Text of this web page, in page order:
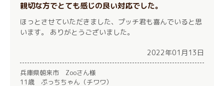
親切な方でとても感じの良い対応でした。
ほっとさせていただきました、プッチ君も喜んでいると思
います。 ありがとうございました。
2022年01月13日
兵庫県朝来市 Zooさん様
11歳 ぷっちちゃん（チワワ）